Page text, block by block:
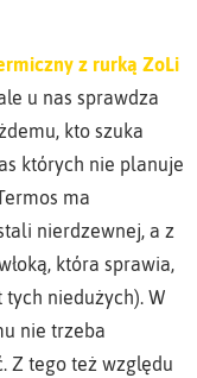
z rurką ZoLi
u nas sprawdza
kto szuka
których nie planuje
ma
nierdzewnej, a z
która sprawia,
niedużych). W
nie trzeba
Z tego też względu